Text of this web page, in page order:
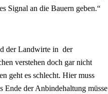
Signal an die Bauern geben.“
der Landwirte in der
verstehen doch gar nicht
geht es schlecht. Hier muss
Ende der Anbindehaltung müsse